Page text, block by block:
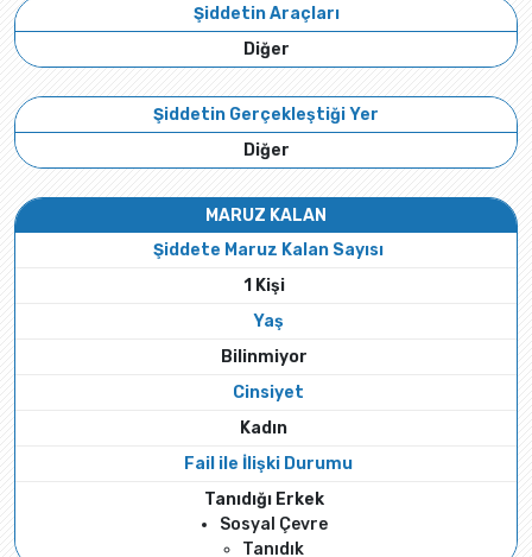
Şiddetin Araçları
Diğer
Şiddetin Gerçekleştiği Yer
Diğer
MARUZ KALAN
Şiddete Maruz Kalan Sayısı
1 Kişi
Yaş
Bilinmiyor
Cinsiyet
Kadın
Fail ile İlişki Durumu
Tanıdığı Erkek
Sosyal Çevre
Tanıdık